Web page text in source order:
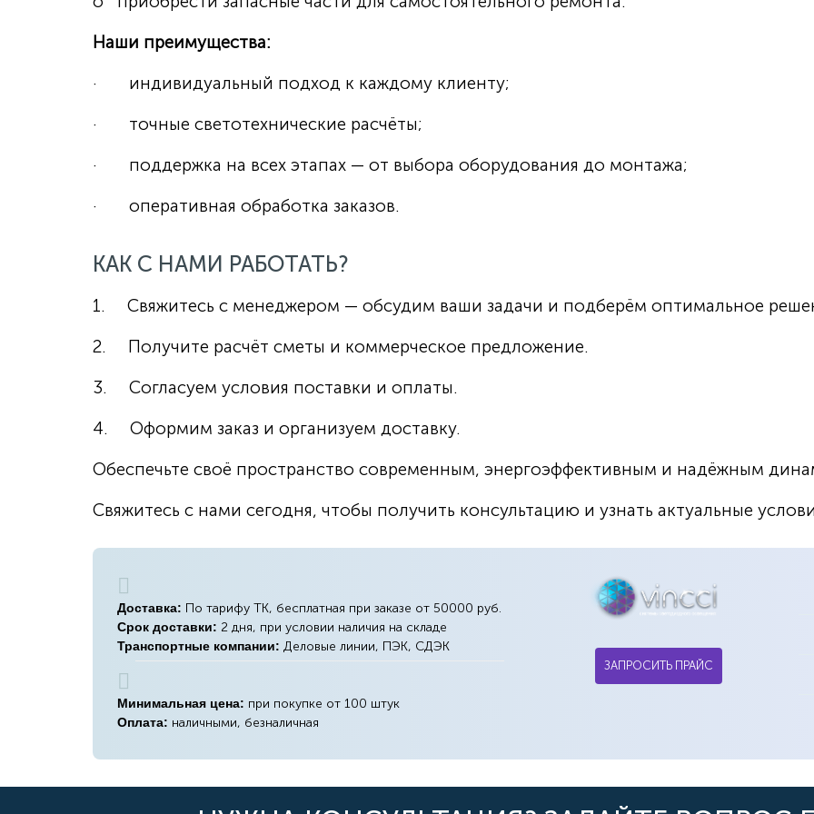
Наши преимущества:
· индивидуальный подход к каждому клиенту;
· точные светотехнические расчёты;
· поддержка на всех этапах — от выбора оборудования до монтажа;
· оперативная обработка заказов.
КАК С НАМИ РАБОТАТЬ?
1. Свяжитесь с менеджером — обсудим ваши задачи и подберём оптимальное
2. Получите расчёт сметы и коммерческое предложение.
3. Согласуем условия поставки и оплаты.
4. Оформим заказ и организуем доставку.
Обеспечьте своё пространство современным, энергоэффективным и надёжным
Свяжитесь с нами сегодня, чтобы получить консультацию и узнать актуальные
Доставка: По тарифу ТК, бесплатная при заказе от 50000 руб.
Срок доставки: 2 дня, при условии наличия на складе
Транспортные компании: Деловые линии, ПЭК, СДЭК
Минимальная цена: при покупке от 100 штук
Оплата: наличными, безналичная
ЗАПРОСИТЬ ПРАЙС